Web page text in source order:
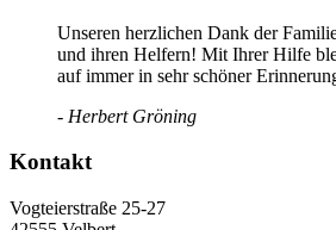
Unseren herzlichen Dank der
und ihren Helfern! Mit Ihrer Hilfe
auf immer in sehr schöner
- Herbert Gröning
Kontakt
Vogteierstraße 25-27